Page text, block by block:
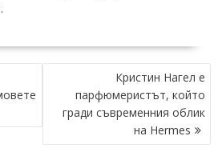
Кристин Нагел е
парфюмеристът, който
гради съвременния облик
на Hermes